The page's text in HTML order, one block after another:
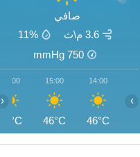
صافي
3.6 م\ث
11%
750
mmHg
14:00
46°C
15:00
46°C
16:00
46°C
‹ ›